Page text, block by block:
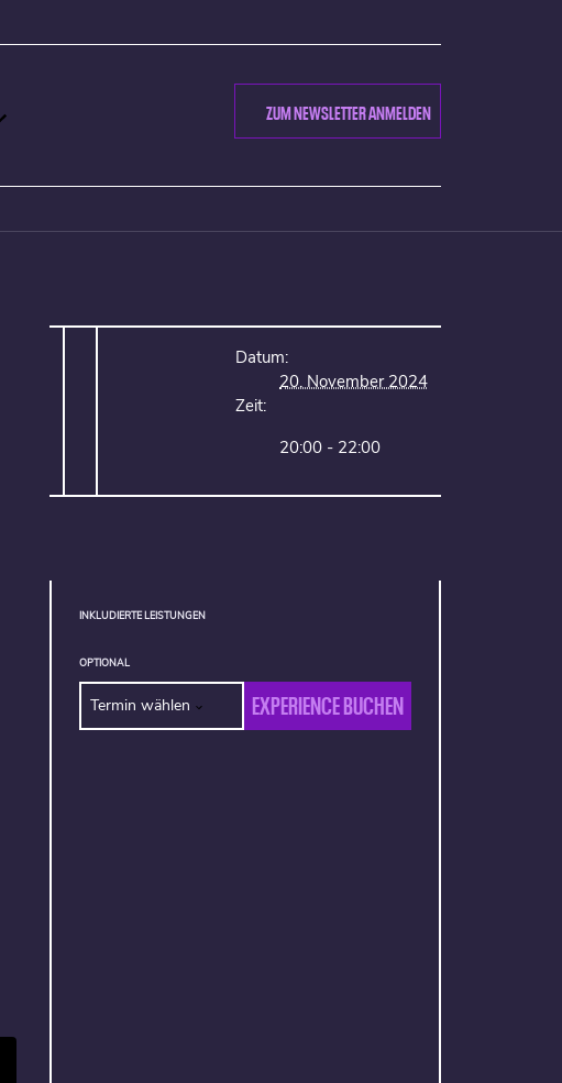
ZUM NEWSLETTER ANMELDEN
Datum:
20. November 2024
Zeit:
20:00 - 22:00
INKLUDIERTE LEISTUNGEN
OPTIONAL
Termin wählen EXPERIENCE BUCHEN